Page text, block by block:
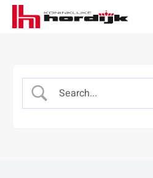
Koninklijke
Hordijk